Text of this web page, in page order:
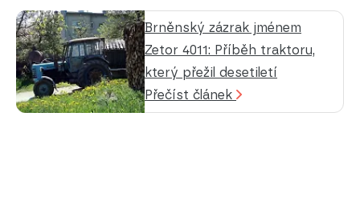
Brněnský zázrak jménem
Zetor 4011: Příběh traktoru,
který přežil desetiletí
Přečíst článek